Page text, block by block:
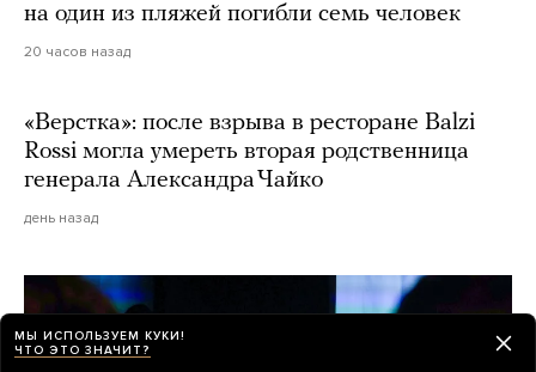
на один из пляжей погибли семь человек
20 часов назад
«Верстка»: после взрыва в ресторане Balzi
Rossi могла умереть вторая родственница
генерала Александра Чайко
день назад
МЫ ИСПОЛЬЗУЕМ КУКИ!
ЧТО ЭТО ЗНАЧИТ?